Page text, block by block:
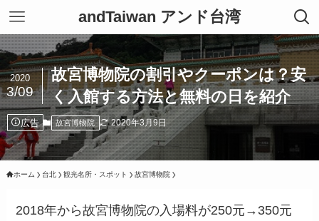
andTaiwan アンド台湾
故宮博物院の割引やクーポンは？安
く入館する方法と無料の日を紹介
2020
3/09
広告 故宮博物院 2020年3月9日
ホーム 台北 観光名所・スポット 故宮博物院
2018年から故宮博物院の入場料が250元→350元